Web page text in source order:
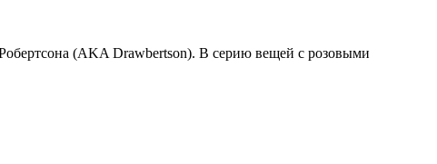
(AKA Drawbertson). В серию вещей с розовыми